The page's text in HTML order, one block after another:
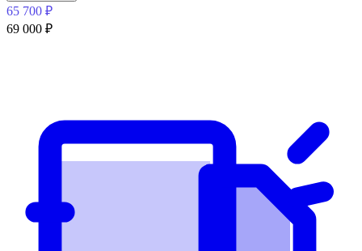
65 700 ₽
69 000 ₽